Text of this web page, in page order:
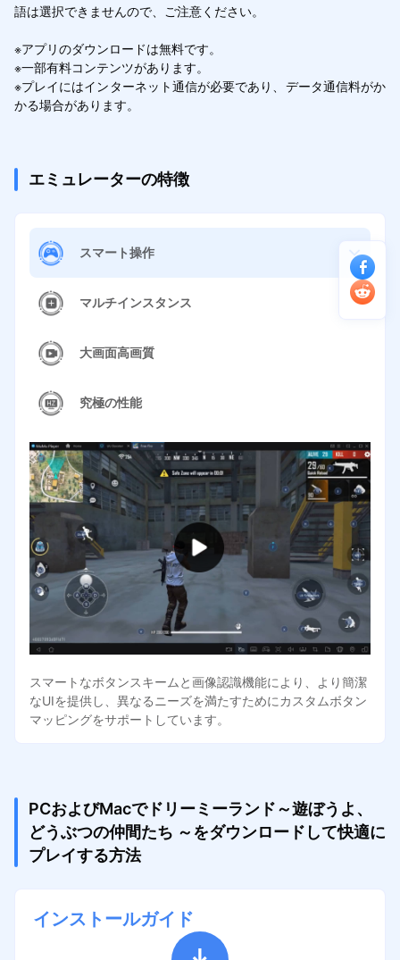
語は選択できませんので、ご注意ください。
※アプリのダウンロードは無料です。
※一部有料コンテンツがあります。
※プレイにはインターネット通信が必要であり、データ通信料がか
かる場合があります。
エミュレーターの特徴
スマート操作
マルチインスタンス
大画面高画質
究極の性能
スマートなボタンスキームと画像認識機能により、より簡潔
なUIを提供し、異なるニーズを満たすためにカスタムボタン
マッピングをサポートしています。
PCおよびMacでドリーミーランド～遊ぼうよ、
どうぶつの仲間たち ～をダウンロードして快適に
プレイする方法
インストールガイド